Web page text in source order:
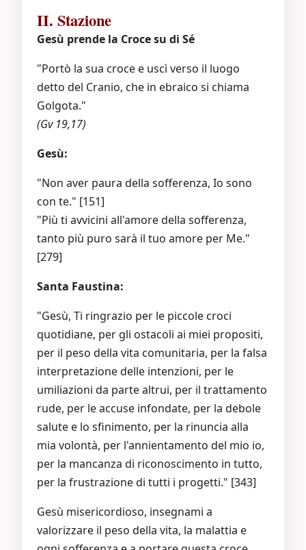
II. Stazione
Gesù prende la Croce su di Sé
"Portò la sua croce e uscì verso il luogo
detto del Cranio, che in ebraico si chiama
Golgota."
(Gv 19,17)
Gesù:
"Non aver paura della sofferenza, Io sono
con te." [151]
"Più ti avvicini all'amore della sofferenza,
tanto più puro sarà il tuo amore per Me."
[279]
Santa Faustina:
"Gesù, Ti ringrazio per le piccole croci
quotidiane, per gli ostacoli ai miei propositi,
per il peso della vita comunitaria, per la falsa
interpretazione delle intenzioni, per le
umiliazioni da parte altrui, per il trattamento
rude, per le accuse infondate, per la debole
salute e lo sfinimento, per la rinuncia alla
mia volontà, per l'annientamento del mio io,
per la mancanza di riconoscimento in tutto,
per la frustrazione di tutti i progetti." [343]
Gesù misericordioso, insegnami a
valorizzare il peso della vita, la malattia e